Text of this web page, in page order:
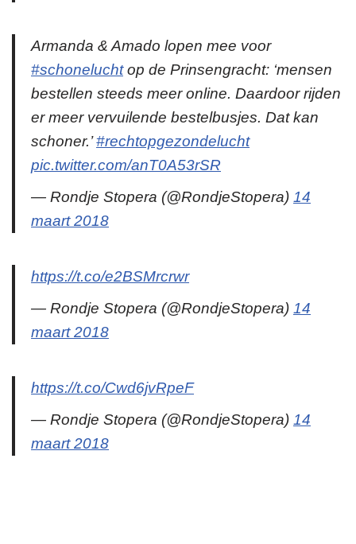
Armanda & Amado lopen mee voor
#schoneluchtop de Prinsengracht: ‘mensen
bestellen steeds meer online. Daardoor rijden
er meer vervuilende bestelbusjes. Dat kan
schoner.’#rechtopgezondelucht
pic.twitter.com/anT0A53rSR
— Rondje Stopera (@RondjeStopera) 14
maart 2018
https://t.co/e2BSMrcrwr
— Rondje Stopera (@RondjeStopera) 14
maart 2018
https://t.co/Cwd6jvRpeF
— Rondje Stopera (@RondjeStopera) 14
maart 2018